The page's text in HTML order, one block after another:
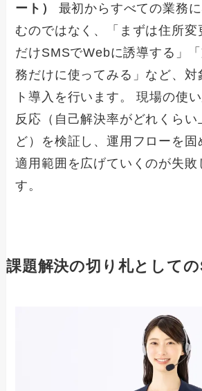
ート）
最初からすべての業務
むのではなく、「まずは住所変
だけSMSでWebに誘導する」
務だけに使ってみる」など、対
ト導入を行います。 現場の使
反応（自己解決率がどれくらい
ど）を検証し、運用フローを固
適用範囲を広げていくのが失敗
す。
課題解決の切り札としての